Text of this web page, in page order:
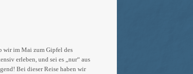
wir im Mai zum Gipfel des
erleben, und sei es „nur“ aus
Bei dieser Reise haben wir